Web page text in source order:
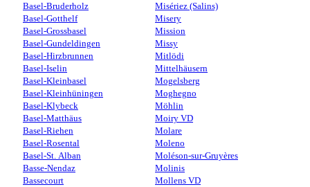
Basel-Bruderholz
Basel-Gotthelf
Basel-Grossbasel
Basel-Gundeldingen
Basel-Hirzbrunnen
Basel-Iselin
Basel-Kleinbasel
Basel-Kleinhüningen
Basel-Klybeck
Basel-Matthäus
Basel-Riehen
Basel-Rosental
Basel-St. Alban
Basse-Nendaz
Bassecourt
Misériez (Salins)
Misery
Mission
Missy
Mitlödi
Mittelhäusern
Mogelsberg
Moghegno
Möhlin
Moiry VD
Molare
Moleno
Moléson-sur-Gruyères
Molinis
Mollens VD